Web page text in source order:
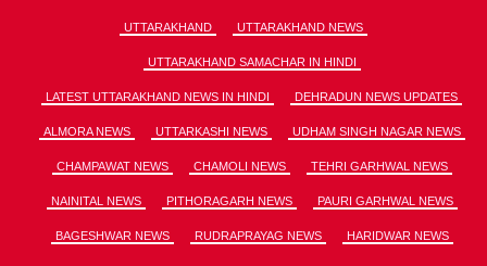
UTTARAKHAND UTTARAKHAND NEWS
UTTARAKHAND SAMACHAR IN HINDI
LATEST UTTARAKHAND NEWS IN HINDI DEHRADUN NEWS UPDATES
ALMORA NEWS UTTARKASHI NEWS UDHAM SINGH NAGAR NEWS
CHAMPAWAT NEWS CHAMOLI NEWS TEHRI GARHWAL NEWS
NAINITAL NEWS PITHORAGARH NEWS PAURI GARHWAL NEWS
BAGESHWAR NEWS RUDRAPRAYAG NEWS HARIDWAR NEWS